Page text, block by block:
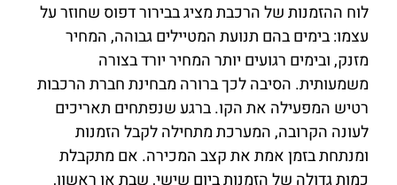
לוח ההזמנות של הרכבת מציג בבירור דפוס שחוזר על
עצמו: בימים בהם תנועת המטיילים גבוהה, המחיר
מזנק, ובימים רגועים יותר המחיר יורד בצורה
משמעותית. הסיבה לכך ברורה מבחינת חברת הרכבות
רטיש המפעילה את הקו. ברגע שנפתחים תאריכים
לעונה הקרובה, המערכת מתחילה לקבל הזמנות
ומנתחת בזמן אמת את קצב המכירה. אם מתקבלת